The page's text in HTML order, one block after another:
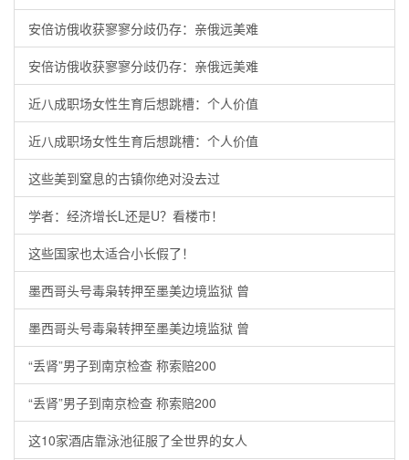
安倍访俄收获寥寥分歧仍存：亲俄远美难
安倍访俄收获寥寥分歧仍存：亲俄远美难
近八成职场女性生育后想跳槽：个人价值
近八成职场女性生育后想跳槽：个人价值
这些美到窒息的古镇你绝对没去过
学者：经济增长L还是U？看楼市！
这些国家也太适合小长假了！
墨西哥头号毒枭转押至墨美边境监狱 曾
墨西哥头号毒枭转押至墨美边境监狱 曾
“丢肾”男子到南京检查 称索赔200
“丢肾”男子到南京检查 称索赔200
这10家酒店靠泳池征服了全世界的女人